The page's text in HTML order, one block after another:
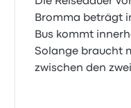
Bromma beträgt
Bus kommt
Solange braucht
zwischen den